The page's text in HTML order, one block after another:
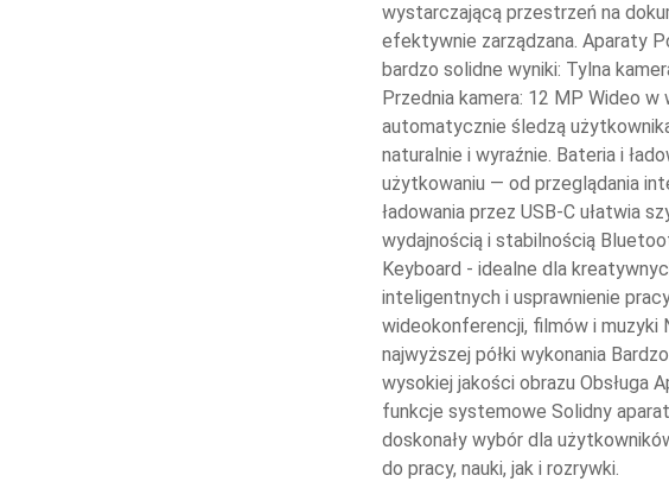
wystarczającą przestrzeń na
efektywnie zarządzana. Aparaty
bardzo solidne wyniki: Tylna
Przednia kamera: 12 MP Wideo
automatycznie śledzą
naturalnie i wyraźnie. Bateria i
użytkowaniu — od przeglądania
ładowania przez USB-C ułatwia
wydajnością i stabilnością
Keyboard - idealne dla
inteligentnych i usprawnienie
wideokonferencji, filmów i muzyki
najwyższej półki wykonania
wysokiej jakości obrazu Obsługa
funkcje systemowe Solidny
doskonały wybór dla
do pracy, nauki, jak i rozrywki.